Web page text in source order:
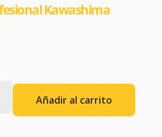
Kawashima
Añadir al carrito